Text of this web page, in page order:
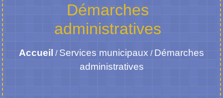
Démarches
administratives
Accueil / Services municipaux / Démarches
administratives